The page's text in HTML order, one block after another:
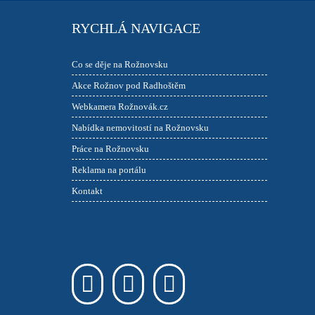
RYCHLÁ NAVIGACE
Co se děje na Rožnovsku
Akce Rožnov pod Radhoštěm
Webkamera Rožnovák.cz
Nabídka nemovitostí na Rožnovsku
Práce na Rožnovsku
Reklama na portálu
Kontakt